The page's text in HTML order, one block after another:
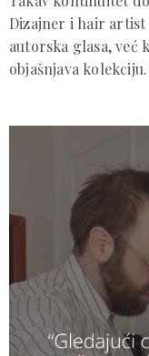
Dizajner i hair artist
autorska glasa, već
objašnjava